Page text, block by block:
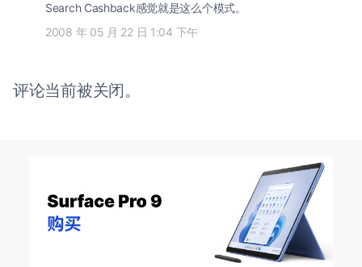
Search Cashback感觉就是这么个模式。
2008 年 05 月 22 日 1:04 下午
评论当前被关闭。